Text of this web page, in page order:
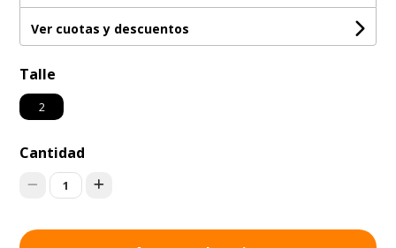
Ver cuotas y descuentos
Talle
2
Cantidad
1